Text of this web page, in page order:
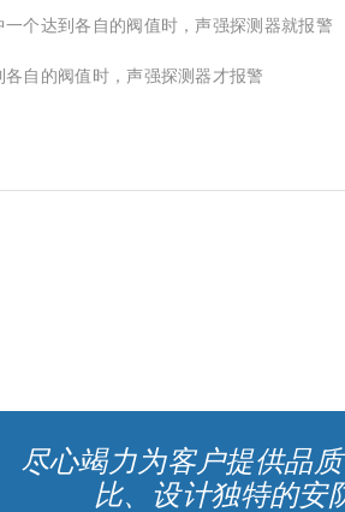
个达到各自的阀值时，声强探测器就报警
自的阀值时，声强探测器才报警
尽心竭力为客户提供品
比、设计独特的安